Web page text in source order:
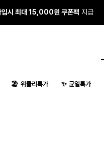
앱다운 3,000원쿠폰 증정
🏖️ 위클리특가 ✨ 균일특가